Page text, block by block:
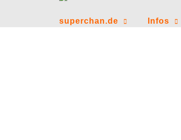
superchan.de Infos